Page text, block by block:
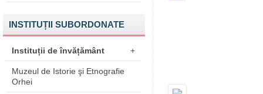
INSTITUȚII SUBORDONATE
Instituții de învățământ +
Muzeul de Istorie şi Etnografie
Orhei